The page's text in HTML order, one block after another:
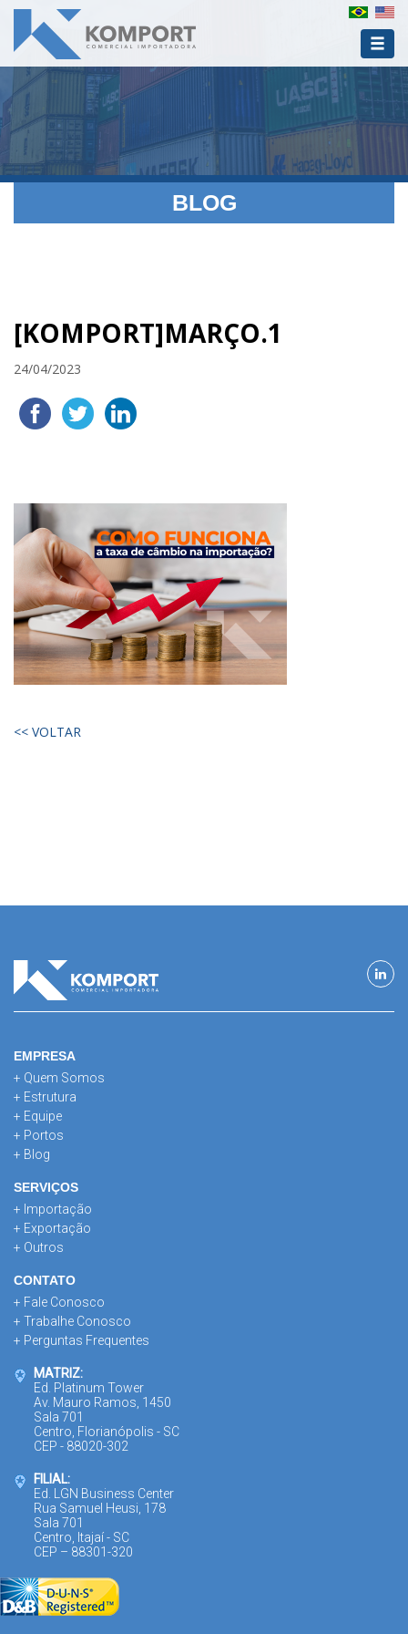
BLOG
[KOMPORT]MARÇO.1
24/04/2023
<< VOLTAR
EMPRESA
+ Quem Somos
+ Estrutura
+ Equipe
+ Portos
+ Blog
SERVIÇOS
+ Importação
+ Exportação
+ Outros
CONTATO
+ Fale Conosco
+ Trabalhe Conosco
+ Perguntas Frequentes
MATRIZ:
Ed. Platinum Tower
Av. Mauro Ramos, 1450
Sala 701
Centro, Florianópolis - SC
CEP - 88020-302
FILIAL:
Ed. LGN Business Center
Rua Samuel Heusi, 178
Sala 701
Centro, Itajaí - SC
CEP – 88301-320